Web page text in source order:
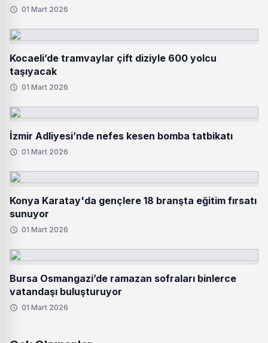
01 Mart 2026
Kocaeli’de tramvaylar çift diziyle 600 yolcu
taşıyacak
01 Mart 2026
İzmir Adliyesi’nde nefes kesen bomba tatbikatı
01 Mart 2026
Konya Karatay'da gençlere 18 branşta eğitim fırsatı
sunuyor
01 Mart 2026
Bursa Osmangazi’de ramazan sofraları binlerce
vatandaşı buluşturuyor
01 Mart 2026